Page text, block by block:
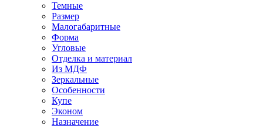
Темные
Размер
Малогабаритные
Форма
Угловые
Отделка и материал
Из МДФ
Зеркальные
Особенности
Купе
Эконом
Назначение